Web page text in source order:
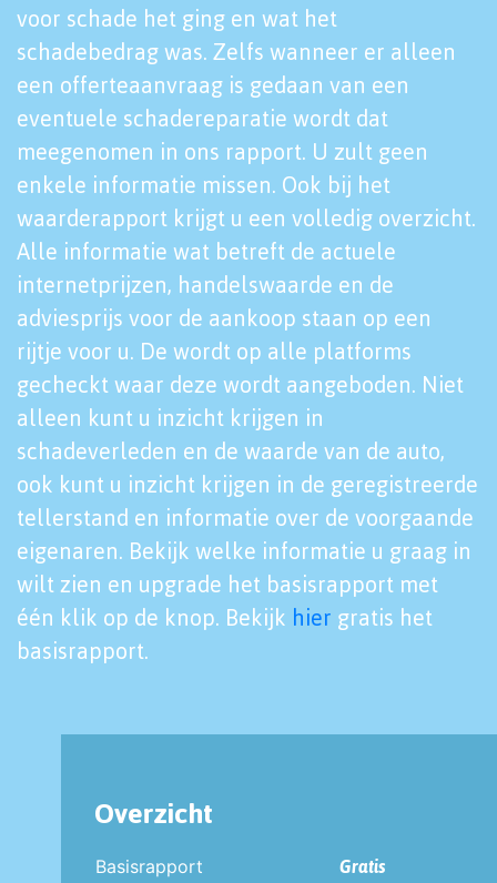
voor schade het ging en wat het
schadebedrag was. Zelfs wanneer er alleen
een offerteaanvraag is gedaan van een
eventuele schadereparatie wordt dat
meegenomen in ons rapport. U zult geen
enkele informatie missen. Ook bij het
waarderapport krijgt u een volledig overzicht.
Alle informatie wat betreft de actuele
internetprijzen, handelswaarde en de
adviesprijs voor de aankoop staan op een
rijtje voor u. De wordt op alle platforms
gecheckt waar deze wordt aangeboden. Niet
alleen kunt u inzicht krijgen in
schadeverleden en de waarde van de auto,
ook kunt u inzicht krijgen in de geregistreerde
tellerstand en informatie over de voorgaande
eigenaren. Bekijk welke informatie u graag in
wilt zien en upgrade het basisrapport met
één klik op de knop. Bekijk hier gratis het
basisrapport.
Overzicht
Basisrapport
Gratis